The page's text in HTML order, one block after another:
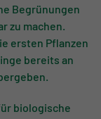
Begrünungen
zu machen.
ersten Pflanzen
bereits an
biologische